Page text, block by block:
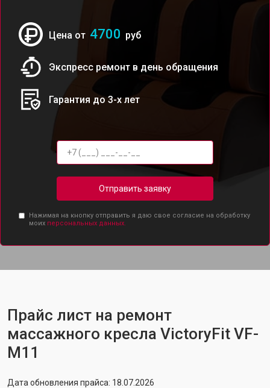
Цена от 4700 руб
Экспресс ремонт в день обращения
Гарантия до 3-х лет
Отправить заявку
Нажимая на кнопку отправить я даю свое согласие на обработку
моих персональных данных.
Прайс лист на ремонт
массажного кресла VictoryFit VF-
M11
Дата обновления прайса: 18.07.2026